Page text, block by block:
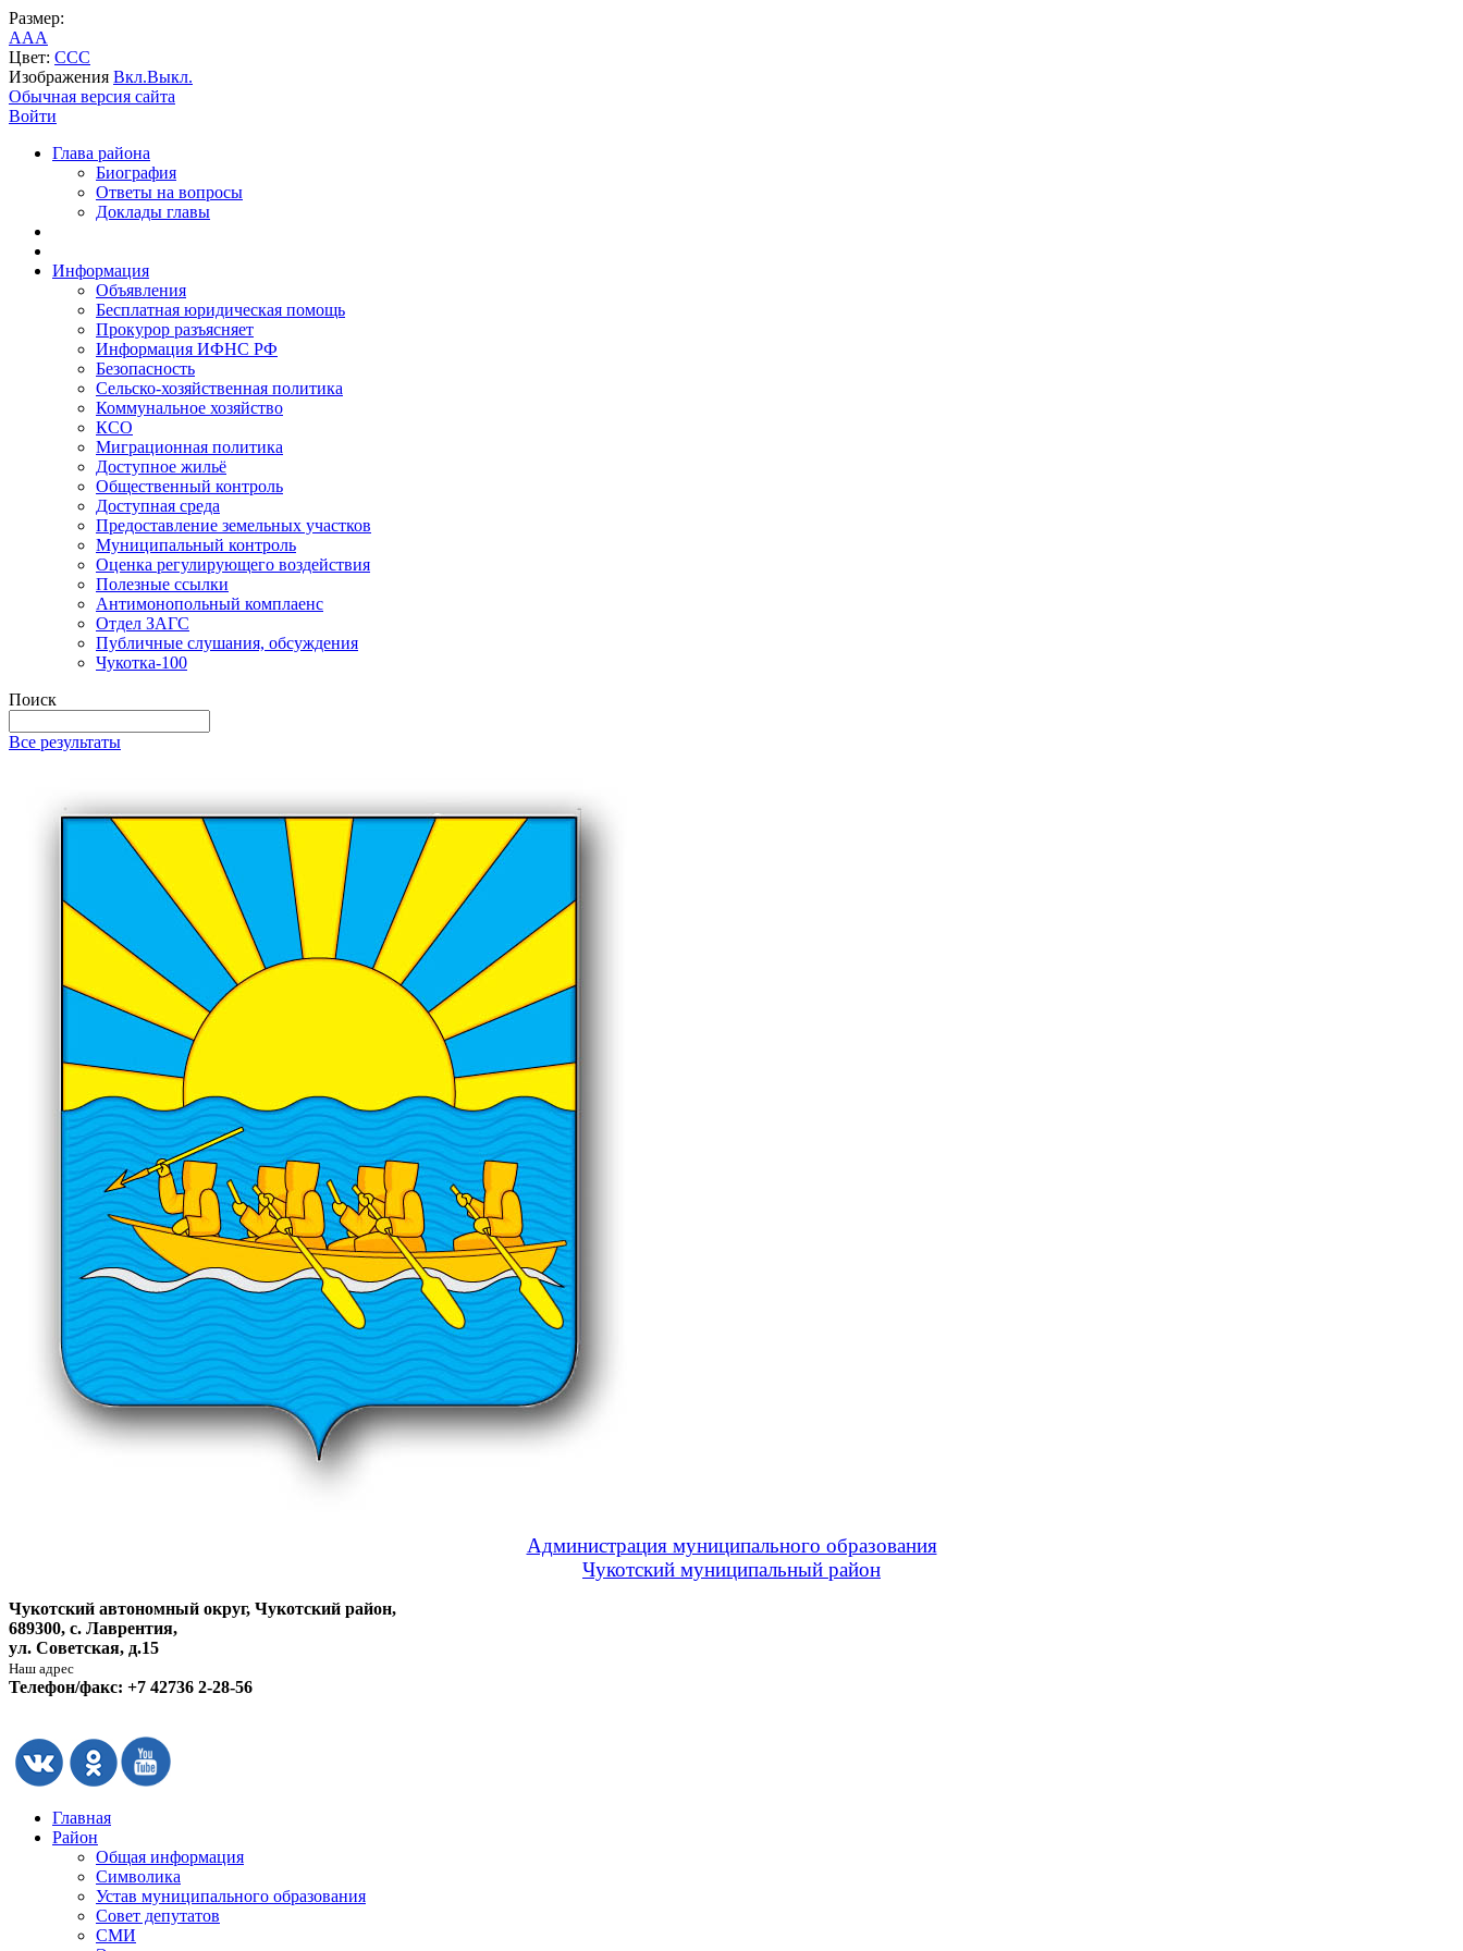
Размер:
AAA
Цвет: CCC
Изображения Вкл.Выкл.
Обычная версия сайта
Войти
Глава района
Биография
Ответы на вопросы
Доклады главы
Информация
Объявления
Бесплатная юридическая помощь
Прокурор разъясняет
Информация ИФНС РФ
Безопасность
Сельско-хозяйственная политика
Коммунальное хозяйство
КСО
Миграционная политика
Доступное жильё
Общественный контроль
Доступная среда
Предоставление земельных участков
Муниципальный контроль
Оценка регулирующего воздействия
Полезные ссылки
Антимонопольный комплаенс
Отдел ЗАГС
Публичные слушания, обсуждения
Чукотка-100
Поиск
Все результаты
Администрация муниципального образования
Чукотский муниципальный район
Чукотский автономный округ, Чукотский район,
689300, с. Лаврентия,
ул. Советская, д.15
Наш адрес
Телефон/факс: +7 42736 2-28-56
Главная
Район
Общая информация
Символика
Устав муниципального образования
Совет депутатов
СМИ